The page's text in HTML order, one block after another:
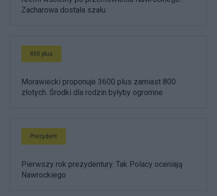
Zacharowa dostała szału
800 plus
Morawiecki proponuje 3600 plus zamiast 800
złotych. Środki dla rodzin byłyby ogromne
Prezydent
Pierwszy rok prezydentury. Tak Polacy oceniają
Nawrockiego